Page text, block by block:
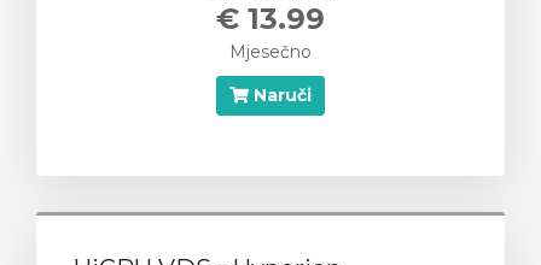
€ 13.99
Mjesečno
Naruči